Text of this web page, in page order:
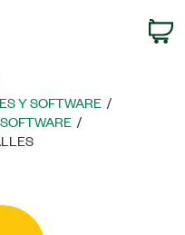
Y SOFTWARE